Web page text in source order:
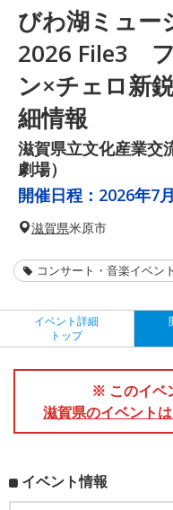
びわ湖ミュー
2026 File3
ン×チェロ新
細情報
滋賀県立文化産業
劇場）
開催日程： 2026年7
滋賀県米原市
コンサート・音楽イベント
イベント詳細
トップ
※ このイベ
滋賀県のイベント
イベント情報